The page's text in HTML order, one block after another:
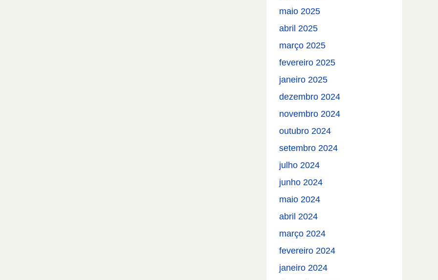
maio 2025
abril 2025
março 2025
fevereiro 2025
janeiro 2025
dezembro 2024
novembro 2024
outubro 2024
setembro 2024
julho 2024
junho 2024
maio 2024
abril 2024
março 2024
fevereiro 2024
janeiro 2024